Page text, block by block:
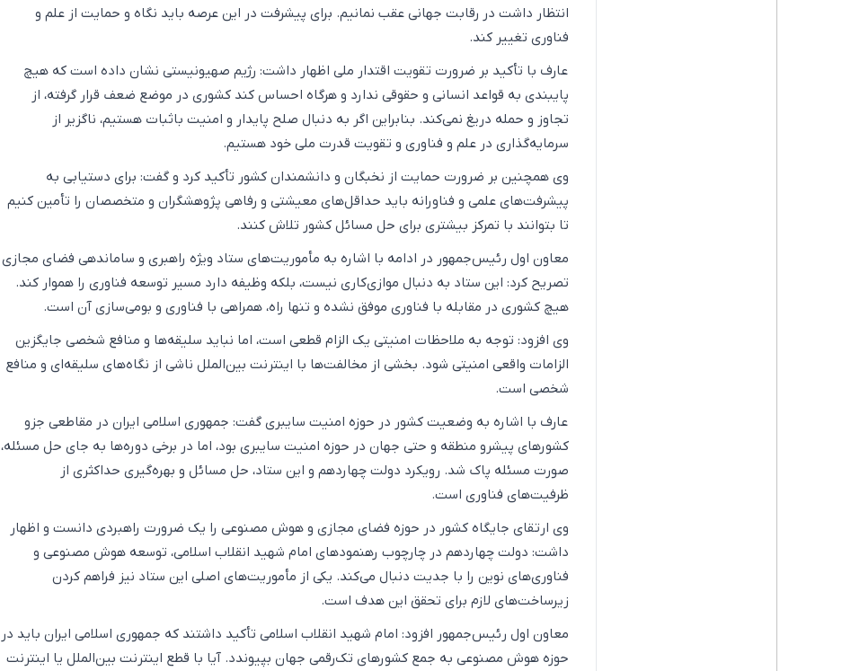
انتظار داشت در رقابت جهانی عقب نمانیم. برای پیشرفت در این عرصه باید نگاه و حمایت از علم و
فناوری تغییر کند.
عارف با تأکید بر ضرورت تقویت اقتدار ملی اظهار داشت: رژیم صهیونیستی نشان داده است که هیچ
پایبندی به قواعد انسانی و حقوقی ندارد و هرگاه احساس کند کشوری در موضع ضعف قرار گرفته، از
تجاوز و حمله دریغ نمی‌کند. بنابراین اگر به دنبال صلح پایدار و امنیت باثبات هستیم، ناگزیر از
سرمایه‌گذاری در علم و فناوری و تقویت قدرت ملی خود هستیم.
وی همچنین بر ضرورت حمایت از نخبگان و دانشمندان کشور تأکید کرد و گفت: برای دستیابی به
پیشرفت‌های علمی و فناورانه باید حداقل‌های معیشتی و رفاهی پژوهشگران و متخصصان را تأمین کنیم
تا بتوانند با تمرکز بیشتری برای حل مسائل کشور تلاش کنند.
معاون اول رئیس‌جمهور در ادامه با اشاره به مأموریت‌های ستاد ویژه راهبری و ساماندهی فضای مجازی
تصریح کرد: این ستاد به دنبال موازی‌کاری نیست، بلکه وظیفه دارد مسیر توسعه فناوری را هموار کند.
هیچ کشوری در مقابله با فناوری موفق نشده و تنها راه، همراهی با فناوری و بومی‌سازی آن است.
وی افزود: توجه به ملاحظات امنیتی یک الزام قطعی است، اما نباید سلیقه‌ها و منافع شخصی جایگزین
الزامات واقعی امنیتی شود. بخشی از مخالفت‌ها با اینترنت بین‌الملل ناشی از نگاه‌های سلیقه‌ای و منافع
شخصی است.
عارف با اشاره به وضعیت کشور در حوزه امنیت سایبری گفت: جمهوری اسلامی ایران در مقاطعی جزو
کشورهای پیشرو منطقه و حتی جهان در حوزه امنیت سایبری بود، اما در برخی دوره‌ها به جای حل مسئله،
صورت مسئله پاک شد. رویکرد دولت چهاردهم و این ستاد، حل مسائل و بهره‌گیری حداکثری از
ظرفیت‌های فناوری است.
وی ارتقای جایگاه کشور در حوزه فضای مجازی و هوش مصنوعی را یک ضرورت راهبردی دانست و اظهار
داشت: دولت چهاردهم در چارچوب رهنمودهای امام شهید انقلاب اسلامی، توسعه هوش مصنوعی و
فناوری‌های نوین را با جدیت دنبال می‌کند. یکی از مأموریت‌های اصلی این ستاد نیز فراهم کردن
زیرساخت‌های لازم برای تحقق این هدف است.
معاون اول رئیس‌جمهور افزود: امام شهید انقلاب اسلامی تأکید داشتند که جمهوری اسلامی ایران باید در
حوزه هوش مصنوعی به جمع کشورهای تک‌رقمی جهان بپیوندد. آیا با قطع اینترنت بین‌الملل یا اینترنت